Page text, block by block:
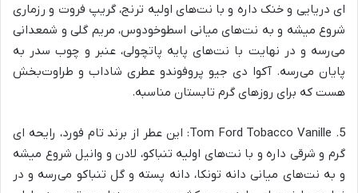
ای دریایی و خنک داره و با نت‌های اولیه ترنج، گریپ فروت و رزماری
شروع میشه و به نت‌های میانی اسطوخودوس، مریم گلی و شمعدانی
می‌رسه و در نهایت با نت‌های پایه پاتچولی، عنبر و چوب سدر به
پایان می‌رسه. آکوا دی جیو پروفوندو عطری شاداب و طراوت‌بخش
هست که برای روزهای گرم تابستان مناسبه.
5. Tom Ford Tobacco Vanille: این عطر از برند تام فورد، رایحه ای
گرم و شرقی داره و با نت‌های اولیه تنباکو، لادن و وانیل شروع میشه
و به نت‌های میانی دانه تونکا، دانه پسته و گل تنباکو می‌رسه و در